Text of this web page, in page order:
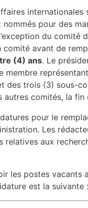
internationales
pour des
du comité
comité avant de
(4) ans. Le
membre
des trois (3) sous-
autres comités, la
pour le
Les
relatives aux
les postes vacants
est la suivante :